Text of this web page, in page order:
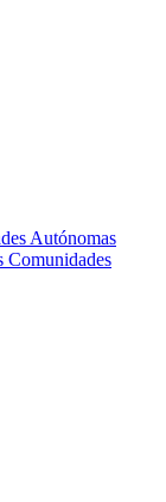
Autónomas
Comunidades